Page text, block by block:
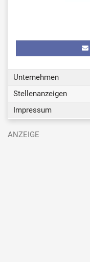
Unternehmen
Stellenanzeigen
Impressum